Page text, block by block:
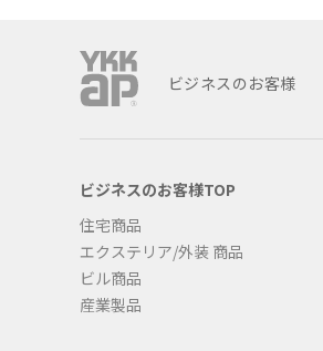
ビジネスのお客様
ビジネスのお客様TOP
住宅商品
エクステリア/外装 商品
ビル商品
産業製品